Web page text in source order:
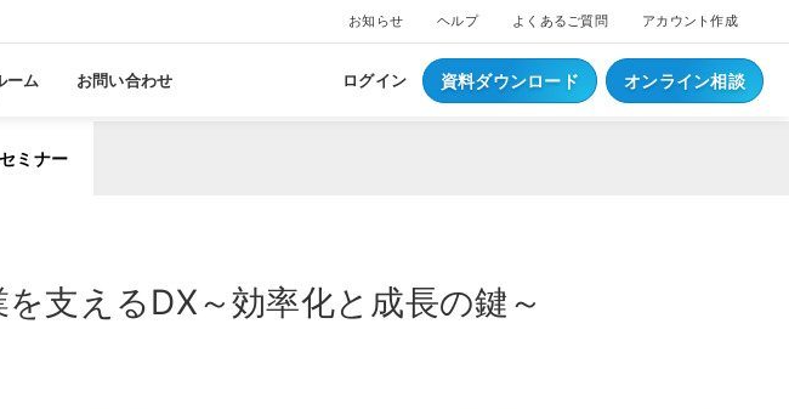
お知らせ ヘルプ よくあるご質問 アカウント作成
その他サービス NEW
導入について
ーム お問い合わせ ログイン 資料ダウンロード オンライン相談
セミナー
支えるDX～効率化と成長の鍵～